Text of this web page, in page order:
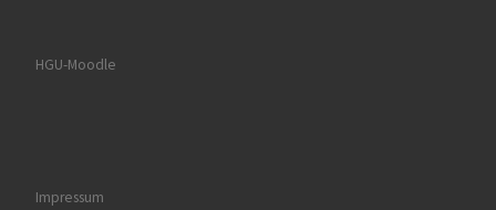
HGU-Moodle
Impressum